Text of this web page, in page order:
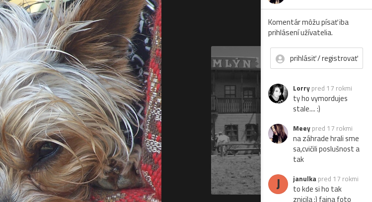
Komentár môžu písať iba
prihlásení užívatelia.
prihlásiť / registrovať
Lorry pred 17 rokmi
ty ho vymordujes
stale.... :)
Meey pred 17 rokmi
na záhrade hrali sme
sa,cvičili poslušnost a
tak
J janulka pred 17 rokmi
to kde si ho tak
znicila :) fajna foto